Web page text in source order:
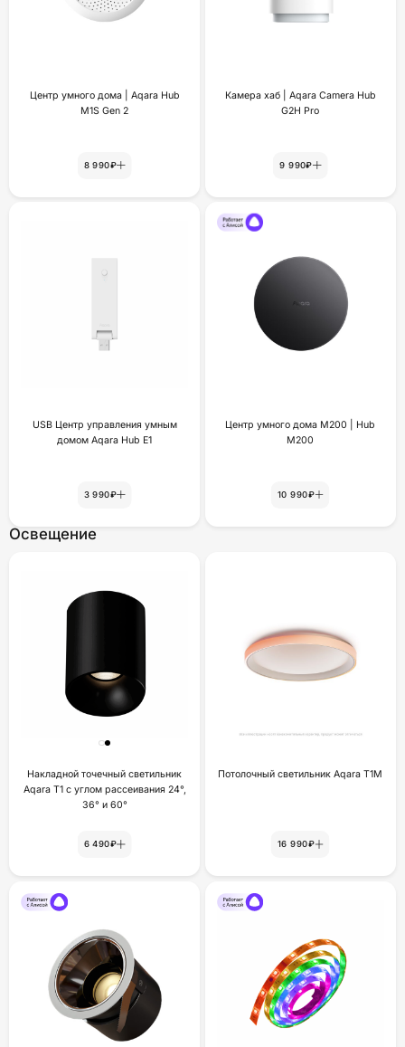
Центр умного дома | Aqara Hub
M1S Gen 2
8 990₽
Камера хаб | Aqara Camera Hub
G2H Pro
9 990₽
USB Центр управления умным
домом Aqara Hub E1
3 990₽
Центр умного дома M200 | Hub
M200
10 990₽
Освещение
Накладной точечный светильник
Aqara T1 с углом рассеивания 24°,
36° и 60°
6 490₽
Потолочный светильник Aqara T1M
16 990₽